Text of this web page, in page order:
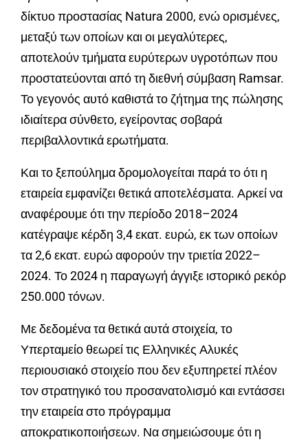
δίκτυο προστασίας Natura 2000, ενώ ορισμένες,
μεταξύ των οποίων και οι μεγαλύτερες,
αποτελούν τμήματα ευρύτερων υγροτόπων που
προστατεύονται από τη διεθνή σύμβαση Ramsar.
Το γεγονός αυτό καθιστά το ζήτημα της πώλησης
ιδιαίτερα σύνθετο, εγείροντας σοβαρά
περιβαλλοντικά ερωτήματα.
Και το ξεπούλημα δρομολογείται παρά το ότι η
εταιρεία εμφανίζει θετικά αποτελέσματα. Αρκεί να
αναφέρουμε ότι την περίοδο 2018–2024
κατέγραψε κέρδη 3,4 εκατ. ευρώ, εκ των οποίων
τα 2,6 εκατ. ευρώ αφορούν την τριετία 2022–
2024. Το 2024 η παραγωγή άγγιξε ιστορικό ρεκόρ
250.000 τόνων.
Με δεδομένα τα θετικά αυτά στοιχεία, το
Υπερταμείο θεωρεί τις Ελληνικές Αλυκές
περιουσιακό στοιχείο που δεν εξυπηρετεί πλέον
τον στρατηγικό του προσανατολισμό και εντάσσει
την εταιρεία στο πρόγραμμα
αποκρατικοποιήσεων. Να σημειώσουμε ότι η